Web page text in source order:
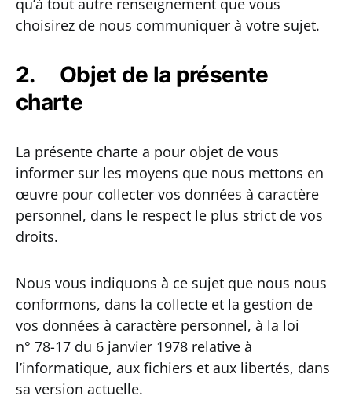
qu’à tout autre renseignement que vous
choisirez de nous communiquer à votre sujet.
2. Objet de la présente
charte
La présente charte a pour objet de vous
informer sur les moyens que nous mettons en
œuvre pour collecter vos données à caractère
personnel, dans le respect le plus strict de vos
droits.
Nous vous indiquons à ce sujet que nous nous
conformons, dans la collecte et la gestion de
vos données à caractère personnel, à la loi
n° 78-17 du 6 janvier 1978 relative à
l’informatique, aux fichiers et aux libertés, dans
sa version actuelle.